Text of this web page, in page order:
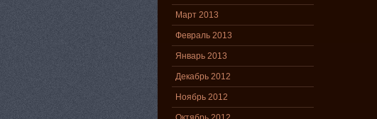
Март 2013
Февраль 2013
Январь 2013
Декабрь 2012
Ноябрь 2012